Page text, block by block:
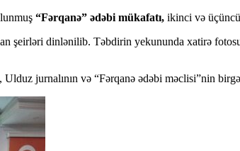
“Fərqanə” ədəbi mükafatı, ikinci və
şeirləri dinlənilib. Təbdirin yekununda xatirə
jurnalının və “Fərqanə ədəbi məclisi”nin birgə